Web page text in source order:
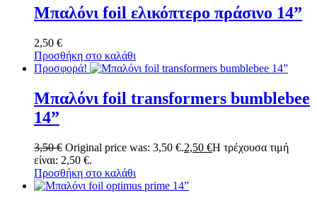
Μπαλόνι foil ελικόπτερο πράσινο 14”
2,50 €
Προσθήκη στο καλάθι
Προσφορά!
Μπαλόνι foil transformers bumblebee
14”
3,50€ Original price was: 3,50 €.2,50 €Η τρέχουσα τιμή
είναι: 2,50 €.
Προσθήκη στο καλάθι